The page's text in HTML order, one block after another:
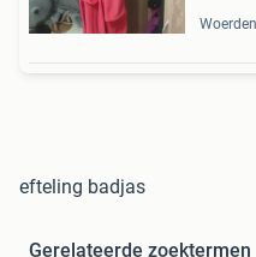
Woerden
efteling badjas
Gerelateerde zoektermen